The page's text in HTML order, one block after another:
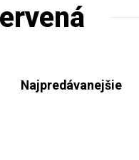
Najpredávanejšie